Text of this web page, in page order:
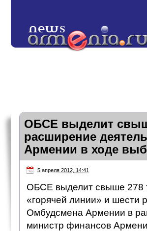
ОБСЕ выделит
расширение
Армении в ходе
5 апреля 2012, 14:41
ОБСЕ выделит свыше 278
«горячей линии» и шести
Омбудсмена Армении в
министр финансов